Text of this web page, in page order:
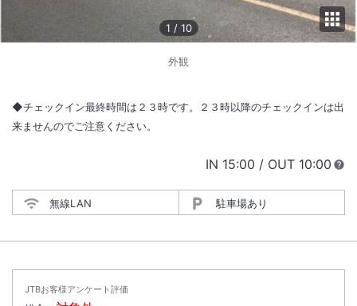
1 / 10
外観
◆チェックイン最終時間は２３時です。２３時以降のチェックインは出
来ませんのでご注意ください。
IN チェックイン
15:00 / OUT チェック
10:00
無線LAN 駐車場あり
JTBお客様アンケート評価